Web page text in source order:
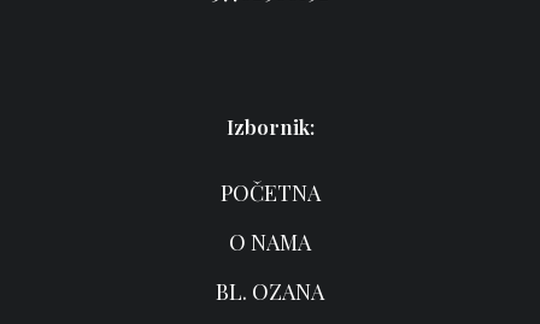
Izbornik:
POČETNA
O NAMA
BL. OZANA